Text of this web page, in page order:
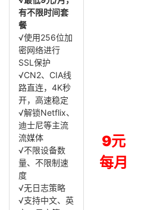
有不限时间套
餐
√使用256位加
密网络进行
SSL保护
√CN2、CIA线
路直连，4K秒
开，高速稳定
√解锁Netflix、
迪士尼等主流
流媒体
√不限设备数
量、不限制速
度
√无日志策略
√支持中文、英
9元
每月